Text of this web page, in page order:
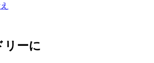
リーに